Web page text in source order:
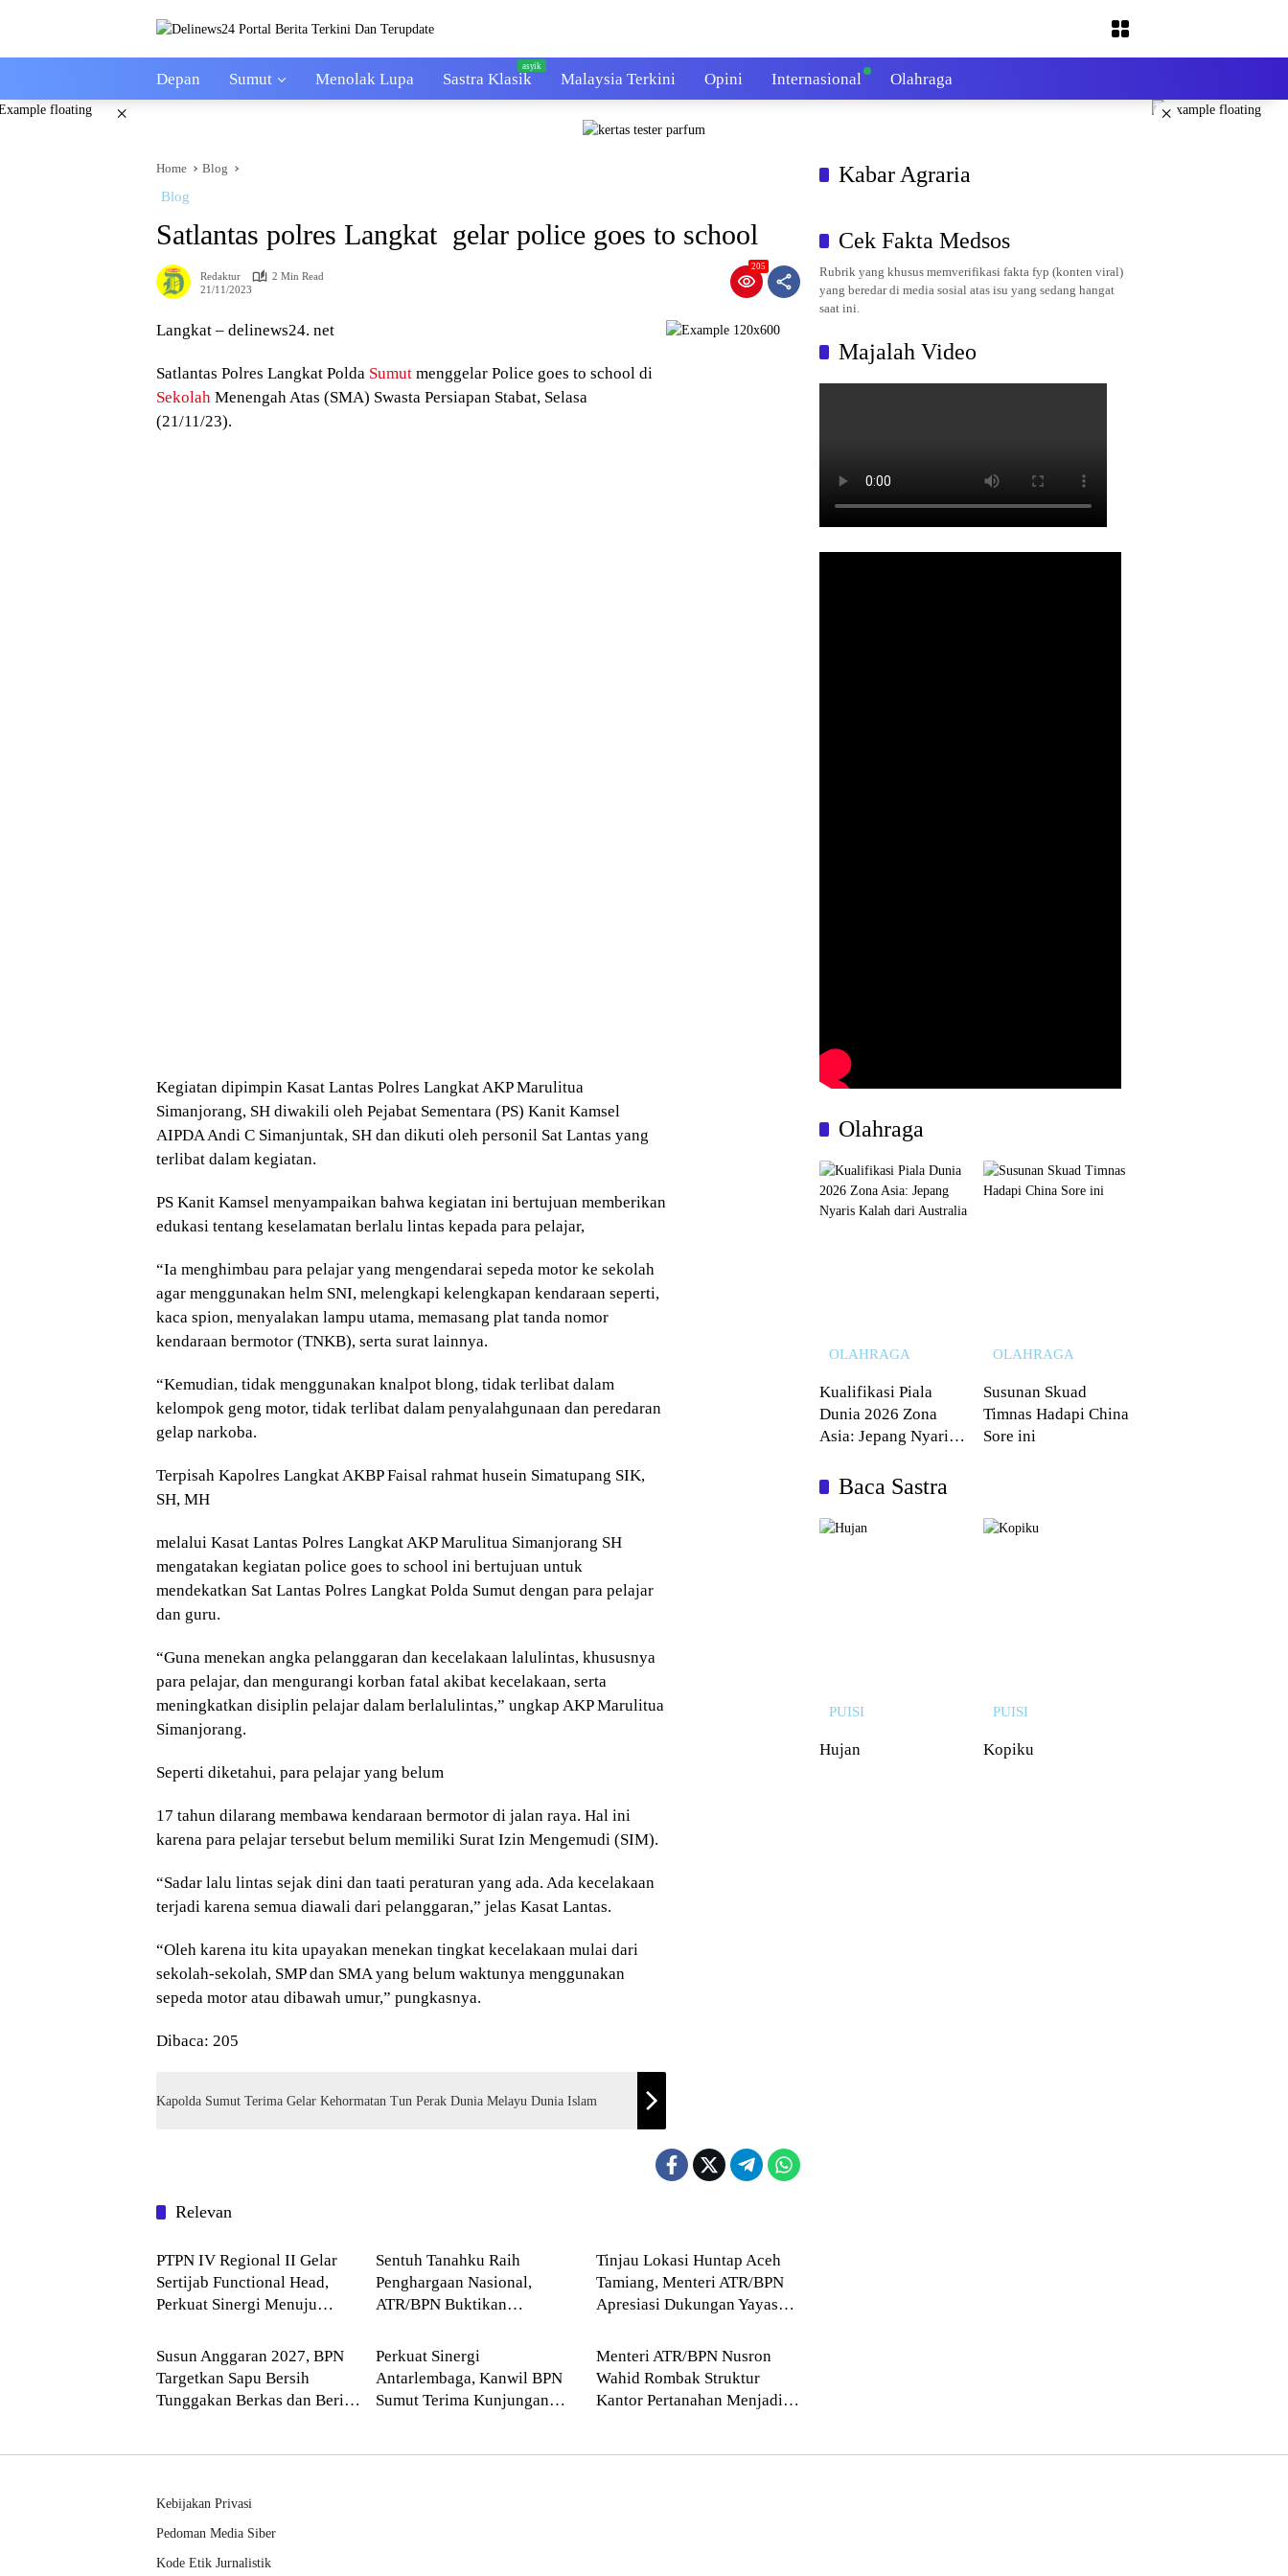
Depan Sumut Menolak Lupa Sastra Klasik Malaysia Terkini Opini Internasional Olahraga
× ×
Home Blog
Blog
Satlantas polres Langkat gelar police goes to school
Redaktur
2 Min Read
21/11/2023
205
Langkat – delinews24. net
Satlantas Polres Langkat Polda Sumut menggelar Police goes to school di
Sekolah Menengah Atas (SMA) Swasta Persiapan Stabat, Selasa
(21/11/23).
Kegiatan dipimpin Kasat Lantas Polres Langkat AKP Marulitua
Simanjorang, SH diwakili oleh Pejabat Sementara (PS) Kanit Kamsel
AIPDA Andi C Simanjuntak, SH dan dikuti oleh personil Sat Lantas yang
terlibat dalam kegiatan.
PS Kanit Kamsel menyampaikan bahwa kegiatan ini bertujuan memberikan
edukasi tentang keselamatan berlalu lintas kepada para pelajar,
“Ia menghimbau para pelajar yang mengendarai sepeda motor ke sekolah
agar menggunakan helm SNI, melengkapi kelengkapan kendaraan seperti,
kaca spion, menyalakan lampu utama, memasang plat tanda nomor
kendaraan bermotor (TNKB), serta surat lainnya.
“Kemudian, tidak menggunakan knalpot blong, tidak terlibat dalam
kelompok geng motor, tidak terlibat dalam penyalahgunaan dan peredaran
gelap narkoba.
Terpisah Kapolres Langkat AKBP Faisal rahmat husein Simatupang SIK,
SH, MH
melalui Kasat Lantas Polres Langkat AKP Marulitua Simanjorang SH
mengatakan kegiatan police goes to school ini bertujuan untuk
mendekatkan Sat Lantas Polres Langkat Polda Sumut dengan para pelajar
dan guru.
“Guna menekan angka pelanggaran dan kecelakaan lalulintas, khususnya
para pelajar, dan mengurangi korban fatal akibat kecelakaan, serta
meningkatkan disiplin pelajar dalam berlalulintas,” ungkap AKP Marulitua
Simanjorang.
Seperti diketahui, para pelajar yang belum
17 tahun dilarang membawa kendaraan bermotor di jalan raya. Hal ini
karena para pelajar tersebut belum memiliki Surat Izin Mengemudi (SIM).
“Sadar lalu lintas sejak dini dan taati peraturan yang ada. Ada kecelakaan
terjadi karena semua diawali dari pelanggaran,” jelas Kasat Lantas.
“Oleh karena itu kita upayakan menekan tingkat kecelakaan mulai dari
sekolah-sekolah, SMP dan SMA yang belum waktunya menggunakan
sepeda motor atau dibawah umur,” pungkasnya.
Dibaca: 205
Kapolda Sumut Terima Gelar Kehormatan Tun Perak Dunia Melayu Dunia Islam
Relevan
Blog
PTPN IV Regional II Gelar
Sertijab Functional Head,
Perkuat Sinergi Menuju
Sentuh Tanahku Raih
Penghargaan Nasional,
ATR/BPN Buktikan
Layanan Pertanahan
Tinjau Lokasi Huntap Aceh
Tamiang, Menteri ATR/BPN
Apresiasi Dukungan Yayasan
Susun Anggaran 2027, BPN
Targetkan Sapu Bersih
Tunggakan Berkas dan Beri
Perkuat Sinergi
Antarlembaga, Kanwil BPN
Sumut Terima Kunjungan
Blog
Menteri ATR/BPN Nusron
Wahid Rombak Struktur
Kantor Pertanahan Menjadi
Kabar Agraria
Cek Fakta Medsos
Rubrik yang khusus memverifikasi fakta fyp (konten viral)
yang beredar di media sosial atas isu yang sedang hangat
saat ini.
Majalah Video
Olahraga
OLAHRAGA
Kualifikasi Piala
Dunia 2026 Zona
Asia: Jepang Nyaris
OLAHRAGA
Susunan Skuad
Timnas Hadapi China
Sore ini
Baca Sastra
PUISI
Hujan
PUISI
Kopiku
Kebijakan Privasi
Pedoman Media Siber
Kode Etik Jurnalistik